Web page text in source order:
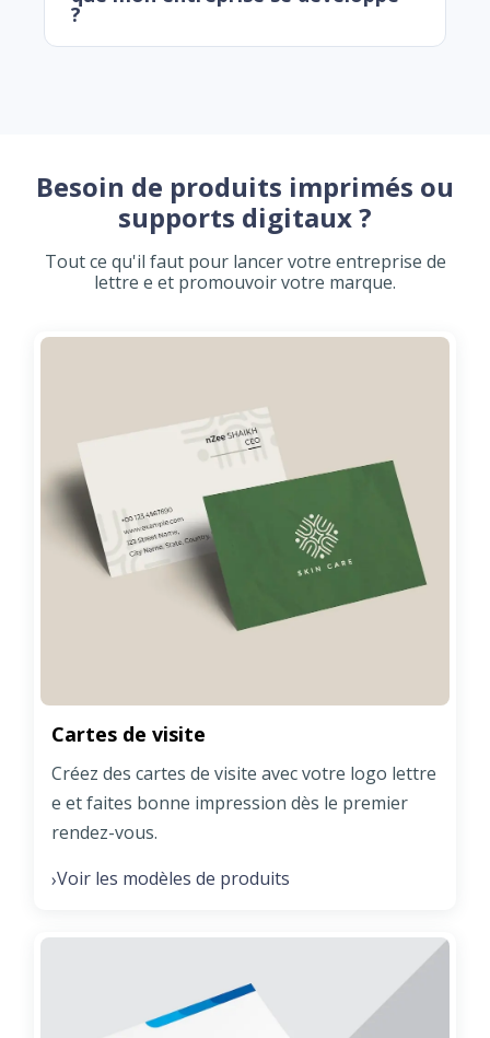
?
Besoin de produits imprimés ou
supports digitaux ?
Tout ce qu'il faut pour lancer votre entreprise de
lettre e et promouvoir votre marque.
Cartes de visite
Créez des cartes de visite avec votre logo lettre
e et faites bonne impression dès le premier
rendez-vous.
›Voir les modèles de produits